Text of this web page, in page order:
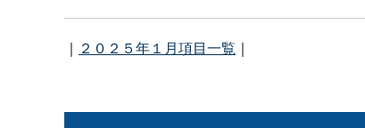
｜ ２０２５年１月項目一覧 ｜